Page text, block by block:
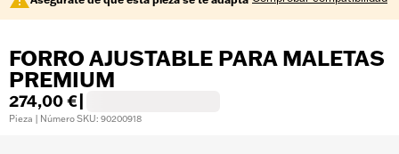
FORRO AJUSTABLE PARA MALETAS
PREMIUM
274,00 €
Pieza | Número SKU: 90200918